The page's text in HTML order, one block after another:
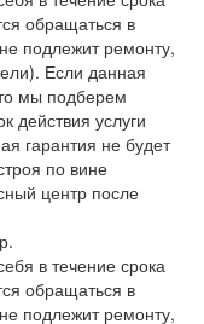
обращаться в
подлежит ремонту,
Если данная
мы подберем
действия услуги
гарантия не будет
по вине
центр после
в течение срока
обращаться в
подлежит ремонту,